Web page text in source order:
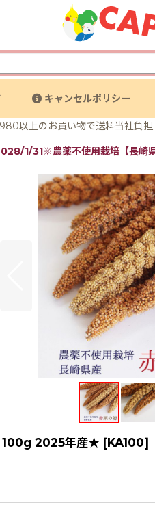
キャンセルポリシー
以上のお買い物で送料当社負担
1/31※農薬不使用栽培【長
100g 2025年産★ [KA100]